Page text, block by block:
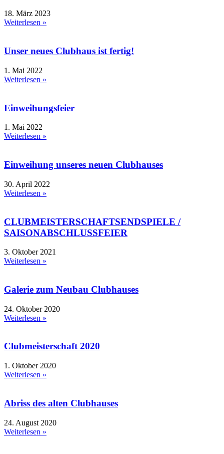
18. März 2023
Weiterlesen »
Unser neues Clubhaus ist fertig!
1. Mai 2022
Weiterlesen »
Einweihungsfeier
1. Mai 2022
Weiterlesen »
Einweihung unseres neuen Clubhauses
30. April 2022
Weiterlesen »
CLUBMEISTERSCHAFTSENDSPIELE /
SAISONABSCHLUSSFEIER
3. Oktober 2021
Weiterlesen »
Galerie zum Neubau Clubhauses
24. Oktober 2020
Weiterlesen »
Clubmeisterschaft 2020
1. Oktober 2020
Weiterlesen »
Abriss des alten Clubhauses
24. August 2020
Weiterlesen »